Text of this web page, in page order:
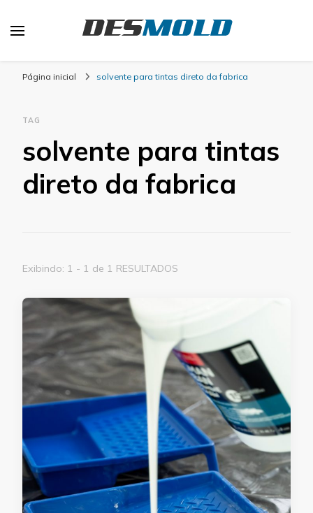
Página inicial solvente para tintas direto da fabrica
TAG
solvente para tintas
direto da fabrica
Exibindo: 1 - 1 de 1 RESULTADOS